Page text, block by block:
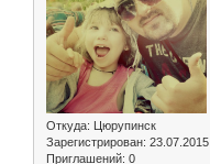
Откуда: Цюрупинск
Зарегистрирован: 23.07.2015
Приглашений: 0